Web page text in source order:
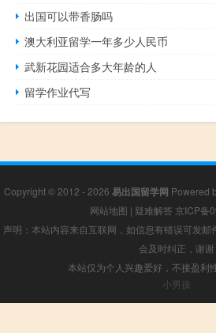
出国可以带香肠吗
澳大利亚留学一年多少人民币
武新花园适合多大年龄的人
留学作业代写
Copyright © 2012 - 2026 易出国留学网 Powered
网站地图 | 疑难解答 京ICP备
声明：本站内容来自互联网，如信息有错误可发
会及时纠正，谢谢
本站仅为个人兴趣爱好，不接盈利
小男孩